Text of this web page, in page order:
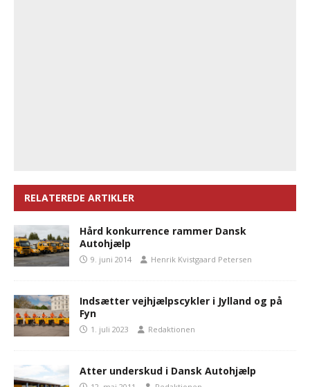
RELATEREDE ARTIKLER
Hård konkurrence rammer Dansk
Autohjælp
9. juni 2014 Henrik Kvistgaard Petersen
Indsætter vejhjælpscykler i Jylland og på
Fyn
1. juli 2023 Redaktionen
Atter underskud i Dansk Autohjælp